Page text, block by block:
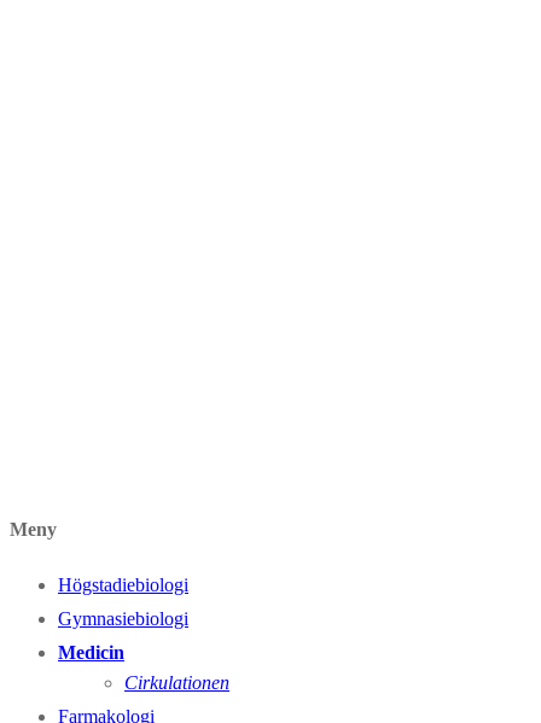
Meny
Högstadiebiologi
Gymnasiebiologi
Medicin
Cirkulationen
Farmakologi